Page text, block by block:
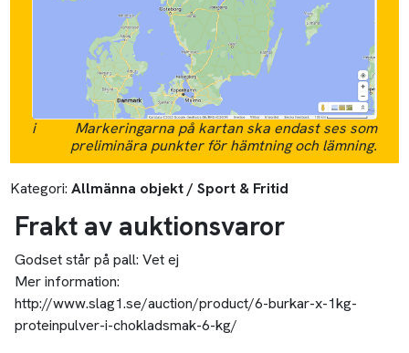
i
Markeringarna på kartan ska endast ses som
preliminära punkter för hämtning och lämning.
Kategori: Allmänna objekt / Sport & Fritid
Frakt av auktionsvaror
Godset står på pall: Vet ej
Mer information:
http://www.slag1.se/auction/product/6-burkar-x-1kg-
proteinpulver-i-chokladsmak-6-kg/